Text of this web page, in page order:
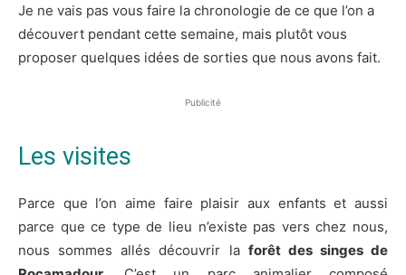
Je ne vais pas vous faire la chronologie de ce que l’on a
découvert pendant cette semaine, mais plutôt vous
proposer quelques idées de sorties que nous avons fait.
Publicité
Les visites
Parce que l’on aime faire plaisir aux enfants et aussi
parce que ce type de lieu n’existe pas vers chez nous,
nous sommes allés découvrir la forêt des singes de